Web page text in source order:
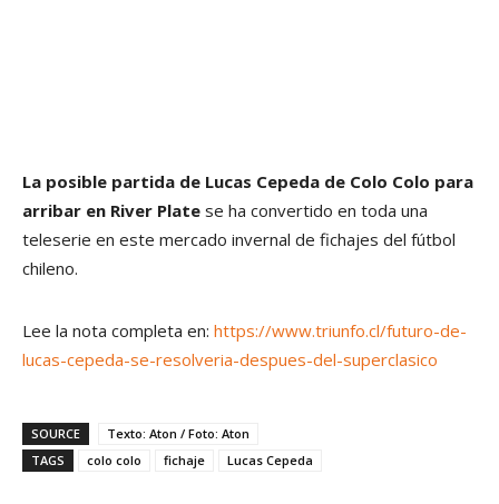
La posible partida de Lucas Cepeda de Colo Colo para
arribar en River Plate se ha convertido en toda una
teleserie en este mercado invernal de fichajes del fútbol
chileno.
Lee la nota completa en: https://www.triunfo.cl/futuro-de-
lucas-cepeda-se-resolveria-despues-del-superclasico
SOURCE
Texto: Aton / Foto: Aton
TAGS
colo colo fichaje Lucas Cepeda